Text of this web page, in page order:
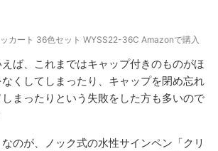
カート 36色セット WYSS22-36C Amazonで購入
ば、これまではキャップ付きのものがほ
くしてしまったり、キャップを閉め忘れ
まったりという失敗をした方も多いので
のが、ノック式の水性サインペン「クリ